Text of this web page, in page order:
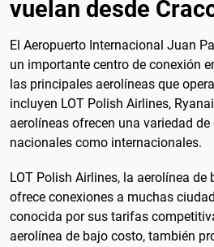
vuelan desde
El Aeropuerto Internacional Juan
un importante centro de conexión
las principales aerolíneas que
incluyen LOT Polish Airlines,
aerolíneas ofrecen una variedad
nacionales como internacionales.
LOT Polish Airlines, la aerolínea de
ofrece conexiones a muchas
conocida por sus tarifas
aerolínea de bajo costo, también